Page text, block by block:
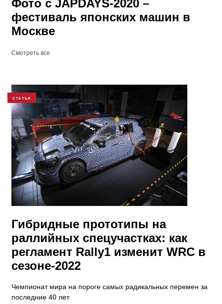
Фото с JAPDAYS-2020 –
фестиваль японских машин в
Москве
Смотреть все
СТАТЬИ
Гибридные прототипы на
раллийных спецучастках: как
регламент Rally1 изменит WRC в
сезоне-2022
Чемпионат мира на пороге самых радикальных перемен за
последние 40 лет